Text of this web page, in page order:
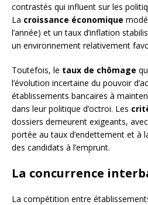
contrastés qui influent sur les
La croissance économique
l’année) et un taux d’inflation
un environnement relativement
Toutefois, le taux de chômage
l’évolution incertaine du pouvoir
établissements bancaires à
dans leur politique d’octroi. Les
dossiers demeurent exigeants,
portée au taux d’endettement et à
des candidats à l’emprunt.
La concurrence
La compétition entre